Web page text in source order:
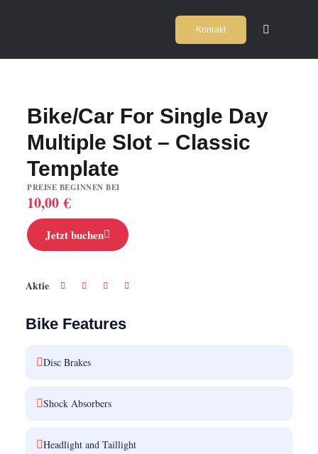
springen
Kontakt
Toggle
Bike/Car For Single Day
Multiple Slot – Classic
Template
PREISE BEGINNEN BEI
10,00€
Jetzt buchen
Aktie
Bike Features
Disc Brakes
Shock Absorbers
Headlight and Taillight